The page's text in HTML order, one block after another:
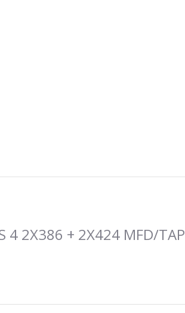
4 2X386 + 2X424 MFD/TAP